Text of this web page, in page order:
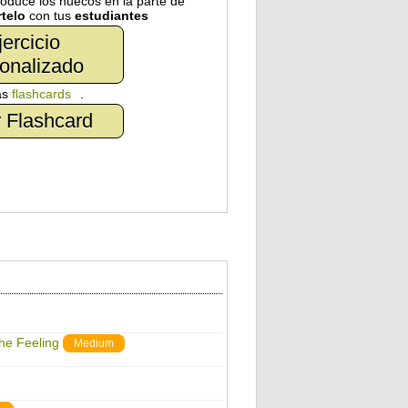
con tus estudiantes
flashcards
Flashcard
Feeling Medium